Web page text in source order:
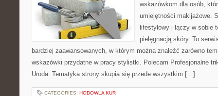
wskazówkom dla osób,
umiejętności makijażowe.
lifestylowy i łączy w sobie
pielęgnacją skóry. To
bardziej zaawansowanych, w którym można znaleźć zarówno
wskazówki przydatne w pracy stylistki. Polecam Profesjonalne
Uroda. Tematyka strony skupia się przede wszystkim […]
CATEGORIES: HODOWLA KUR